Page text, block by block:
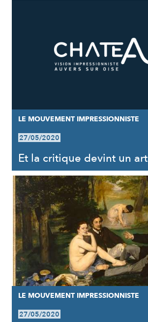
LE MOUVEMENT IMPRESSIONNISTE
27/05/2020
Et la critique devint un art
LE MOUVEMENT IMPRESSIONNISTE
27/05/2020